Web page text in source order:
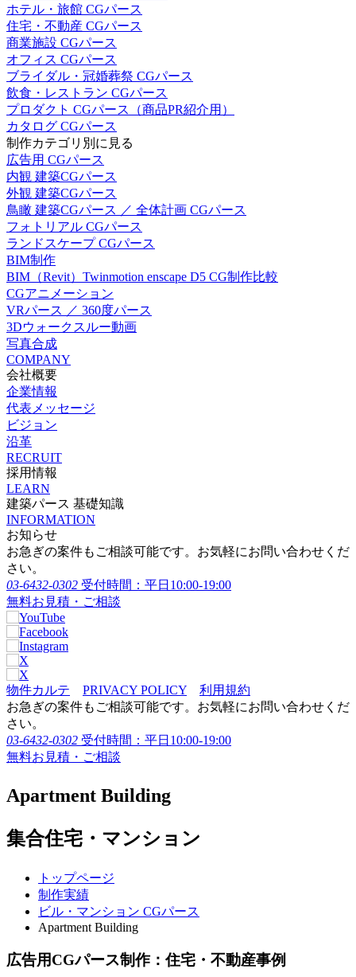
ホテル・旅館 CGパース
住宅・不動産 CGパース
商業施設 CGパース
オフィス CGパース
ブライダル・冠婚葬祭 CGパース
飲食・レストラン CGパース
プロダクト CGパース（商品PR紹介用）
カタログ CGパース
制作カテゴリ別に見る
広告用 CGパース
内観 建築CGパース
外観 建築CGパース
鳥瞰 建築CGパース ／ 全体計画 CGパース
フォトリアル CGパース
ランドスケープ CGパース
BIM制作
BIM（Revit）Twinmotion enscape D5 CG制作比較
CGアニメーション
VRパース ／ 360度パース
3Dウォークスルー動画
写真合成
COMPANY
会社概要
企業情報
代表メッセージ
ビジョン
沿革
RECRUIT
採用情報
LEARN
建築パース 基礎知識
INFORMATION
お知らせ
お急ぎの案件もご相談可能です。お気軽にお問い合わせくだ
さい。
03-6432-0302 受付時間：平日10:00-19:00
無料お見積・ご相談
物件カルテ PRIVACY POLICY
利用規約
お急ぎの案件もご相談可能です。お気軽にお問い合わせくだ
さい。
03-6432-0302 受付時間：平日10:00-19:00
無料お見積・ご相談
Apartment Building
集合住宅・マンション
トップページ
制作実績
ビル・マンション CGパース
Apartment Building
広告用CGパース制作：住宅・不動産事例